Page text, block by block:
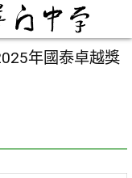
年國泰卓越獎